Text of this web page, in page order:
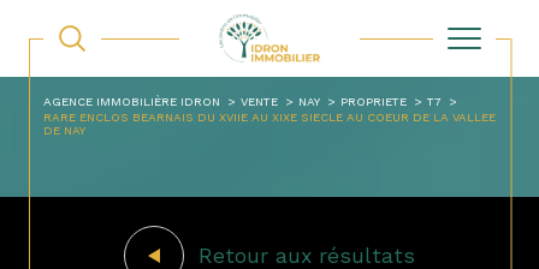
AGENCE IMMOBILIÈRE IDRON VENTE NAY PROPRIETE
T7
RARE ENCLOS BEARNAIS DU XVIIE AU XIXE SIECLE AU COEUR DE LA VALLEE
DE NAY
Retour aux résultats